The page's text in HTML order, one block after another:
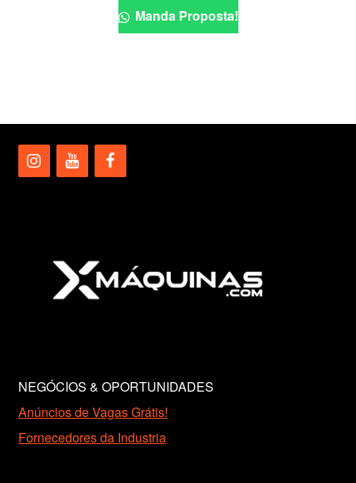
Manda Proposta!
NEGÓCIOS & OPORTUNIDADES
Anúncios de Vagas Grátis!
Fornecedores da Industria